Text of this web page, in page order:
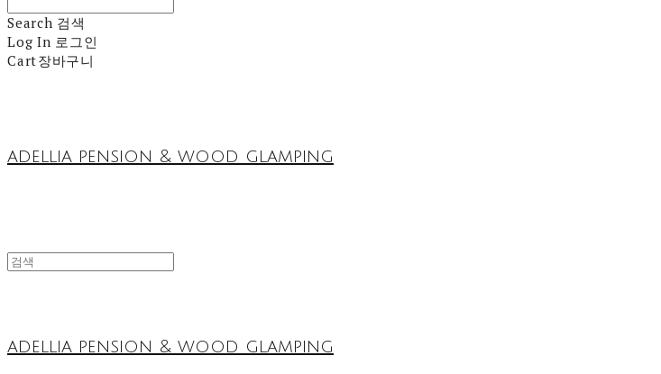
Search 검색
Log In 로그인
Cart장바구니
adellia pension & wood glamping
adellia pension & wood glamping